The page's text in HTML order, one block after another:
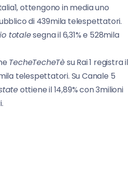
ottengono in media uno
di 439mila telespettatori.
totalesegna il 6,31% e 528mila
TecheTecheTèsu Rai 1 registra il
telespettatori. Su Canale 5
ottiene il 14,89% con 3milioni